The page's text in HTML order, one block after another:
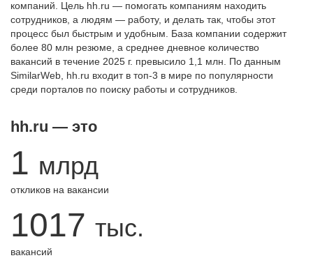
компаний. Цель hh.ru — помогать компаниям находить
сотрудников, а людям — работу, и делать так, чтобы этот
процесс был быстрым и удобным. База компании содержит
более 80 млн резюме, а среднее дневное количество
вакансий в течение 2025 г. превысило 1,1 млн. По данным
SimilarWeb, hh.ru входит в топ-3 в мире по популярности
среди порталов по поиску работы и сотрудников.
hh.ru — это
1 млрд
откликов на вакансии
1017 тыс.
вакансий